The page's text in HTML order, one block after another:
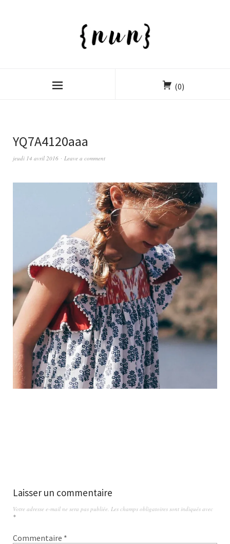
(0)
YQ7A4120aaa
jeudi 14 avril 2016 Leave a comment
Laisser un commentaire
Votre adresse e-mail ne sera pas publiée. Les champs obligatoires sont indiqués avec
*
Commentaire *